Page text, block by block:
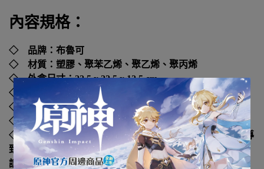
內容規格：
◇ 品牌：布魯可
◇ 材質：塑膠、聚苯乙烯、聚乙烯、聚丙烯
◇ 外盒尺寸：22.5 x 22.5 x 12.5 cm
◇ 年齡：4歲以上
◇ 貨號：LK53373
◇ 國際碼：810181533729
◇ 本產品如拆封或之後壓損後即無法恢復原狀，可能會導
致影響您的退貨權益，在您還不確定是否要辦理退貨以前，
請勿拆封